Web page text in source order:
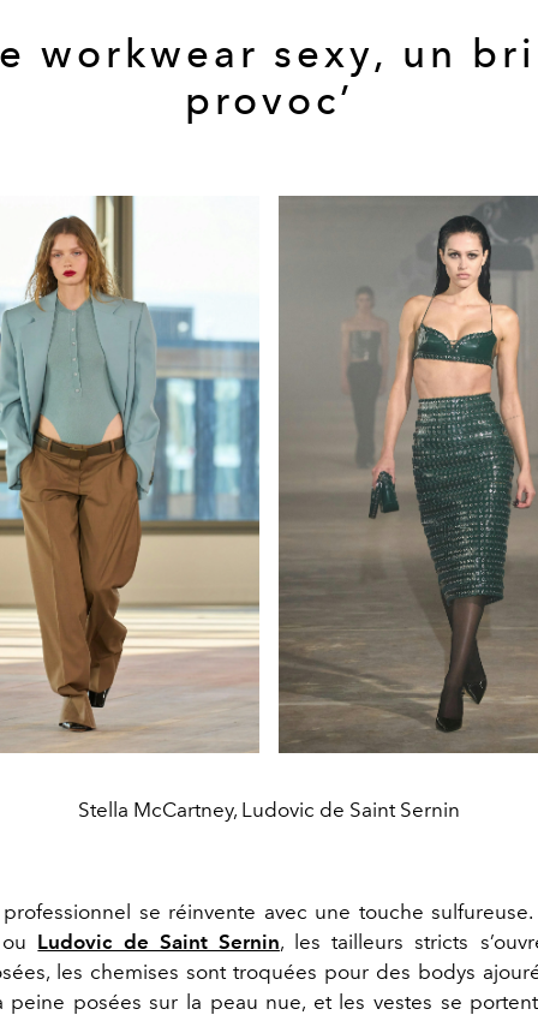
workwear sexy, un
provoc’
Stella McCartney, Ludovic de Saint Sernin
se réinvente avec une touche
Ludovic de Saint Sernin,les tailleurs stricts
les chemises sont troquées pour des bodys
peine posées sur la peau nue, et les vestes se